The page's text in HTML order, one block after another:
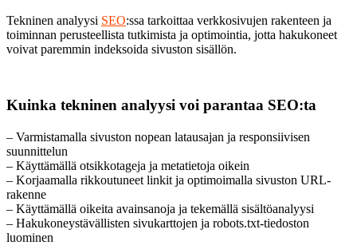
Tekninen analyysi SEO:ssa tarkoittaa verkkosivujen rakenteen ja
toiminnan perusteellista tutkimista ja optimointia, jotta hakukoneet
voivat paremmin indeksoida sivuston sisällön.
Kuinka tekninen analyysi voi parantaa SEO:ta
– Varmistamalla sivuston nopean latausajan ja responsiivisen
suunnittelun
– Käyttämällä otsikkotageja ja metatietoja oikein
– Korjaamalla rikkoutuneet linkit ja optimoimalla sivuston URL-
rakenne
– Käyttämällä oikeita avainsanoja ja tekemällä sisältöanalyysi
– Hakukoneystävällisten sivukarttojen ja robots.txt-tiedoston
luominen